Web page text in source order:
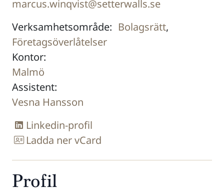
marcus.winqvist@setterwalls.se
Verksamhetsområde: Bolagsrätt,
Företagsöverlåtelser
Kontor:
Malmö
Assistent:
Vesna Hansson
Linkedin-profil
Ladda ner vCard
Profil